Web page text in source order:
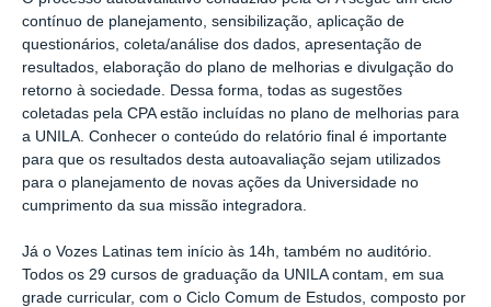
contínuo de planejamento, sensibilização, aplicação de
questionários, coleta/análise dos dados, apresentação de
resultados, elaboração do plano de melhorias e divulgação do
retorno à sociedade. Dessa forma, todas as sugestões
coletadas pela CPA estão incluídas no plano de melhorias para
a UNILA. Conhecer o conteúdo do relatório final é importante
para que os resultados desta autoavaliação sejam utilizados
para o planejamento de novas ações da Universidade no
cumprimento da sua missão integradora.
Já o Vozes Latinas tem início às 14h, também no auditório.
Todos os 29 cursos de graduação da UNILA contam, em sua
grade curricular, com o Ciclo Comum de Estudos, composto por